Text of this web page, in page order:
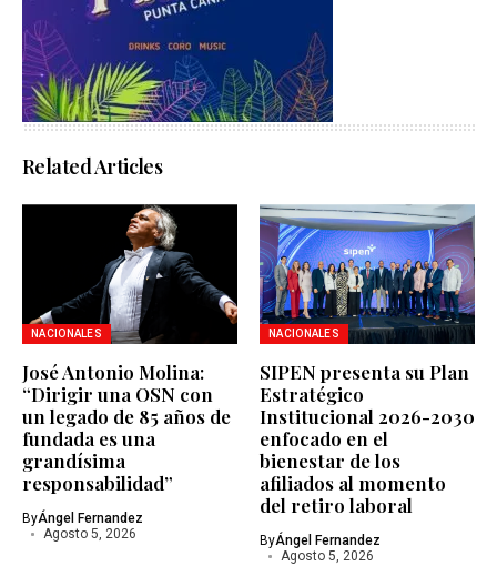
Related Articles
NACIONALES
José Antonio Molina:
“Dirigir una OSN con
un legado de 85 años de
fundada es una
grandísima
responsabilidad”
ByÁngel Fernandez
Agosto 5, 2026
NACIONALES
SIPEN presenta su Plan
Estratégico
Institucional 2026-2030
enfocado en el
bienestar de los
afiliados al momento
del retiro laboral
ByÁngel Fernandez
Agosto 5, 2026